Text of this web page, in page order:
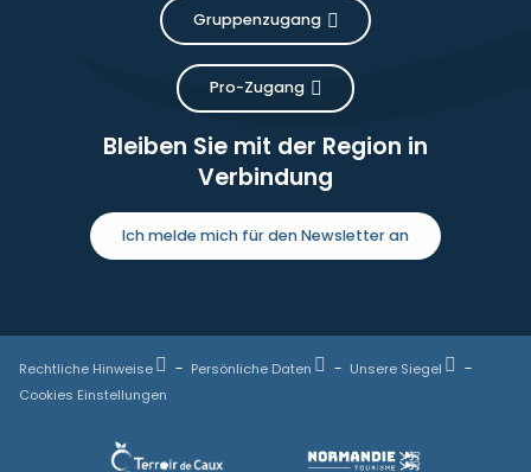
Gruppenzugang
Pro-Zugang
Bleiben Sie mit der Region in
Verbindung
Ich melde mich für den Newsletter an
Rechtliche Hinweise Persönliche Daten
Unsere Siegel
Cookies Einstellungen